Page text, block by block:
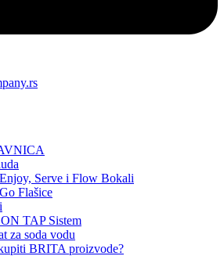
Serve i Flow Bokali
Flašice
TAP Sistem
za soda vodu
BRITA proizvode?